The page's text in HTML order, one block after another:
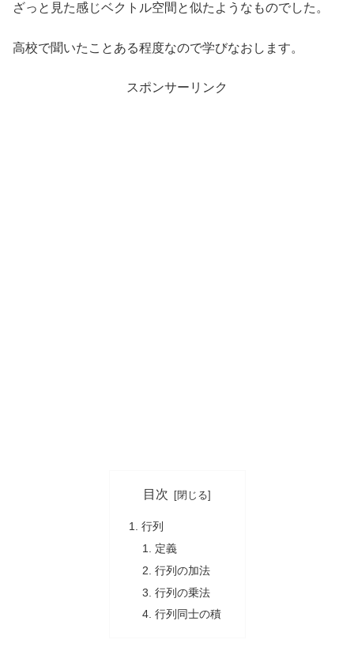
ざっと見た感じベクトル空間と似たようなものでした。
高校で聞いたことある程度なので学びなおします。
スポンサーリンク
目次
行列
定義
行列の加法
行列の乗法
行列同士の積